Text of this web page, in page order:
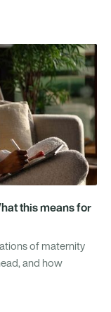
this means for
of maternity
and how